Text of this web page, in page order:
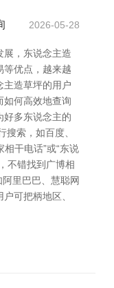
2026-05-28
展，东说念主造
等优点，越来越
主造草坪的用户
如何高效地查询
好多东说念主的
索，如百度、
干电话”或“东说
不错找到广博相
里巴巴、慧聪网
可把柄地区、